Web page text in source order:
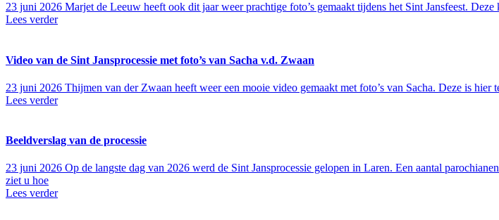
23 juni 2026 Marjet de Leeuw heeft ook dit jaar weer prachtige foto’s gemaakt tijdens het Sint Jansfeest.
Lees verder
Video van de Sint Jansprocessie met foto’s van Sacha v.d. Zwaan
23 juni 2026 Thijmen van der Zwaan heeft weer een mooie video gemaakt met foto’s van Sacha. Deze is hier
Lees verder
Beeldverslag van de processie
23 juni 2026 Op de langste dag van 2026 werd de Sint Jansprocessie gelopen in Laren. Een aantal
ziet u hoe
Lees verder